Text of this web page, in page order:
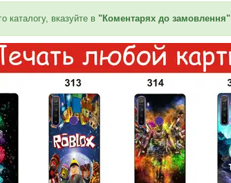
каталогу, вказуйте в "Коментарях до замовлення"